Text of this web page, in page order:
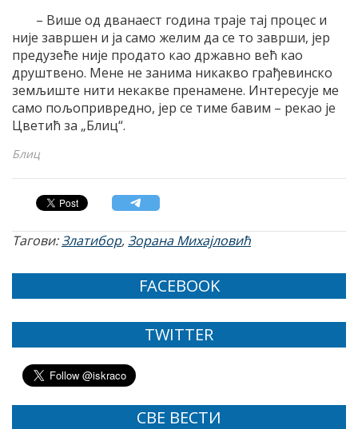
– Више од дванаест година траје тај процес и
није завршен и ја само желим да се то заврши, јер
предузеће није продато као државно већ као
друштвено. Мене не занима никакво грађевинско
земљиште нити некакве пренамене. Интересује ме
само пољопривредно, јер се тиме бавим – рекао је
Цветић за „Блиц“.
Блиц
Тагови:Златибор,Зорана Михајловић
FACEBOOK
TWITTER
СВЕ ВЕСТИ